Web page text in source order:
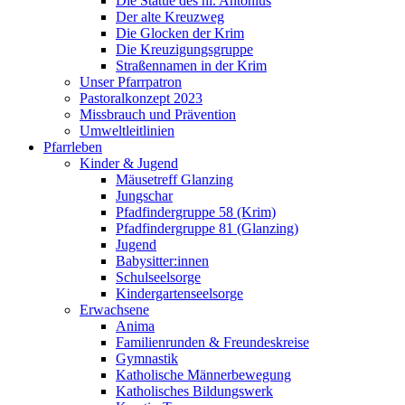
Der alte Kreuzweg
Die Glocken der Krim
Die Kreuzigungsgruppe
Straßennamen in der Krim
Unser Pfarrpatron
Pastoralkonzept 2023
Missbrauch und Prävention
Umweltleitlinien
Pfarrleben
Kinder & Jugend
Mäusetreff Glanzing
Jungschar
Pfadfindergruppe 58 (Krim)
Pfadfindergruppe 81 (Glanzing)
Jugend
Babysitter:innen
Schulseelsorge
Kindergartenseelsorge
Erwachsene
Anima
Familienrunden & Freundeskreise
Gymnastik
Katholische Männerbewegung
Katholisches Bildungswerk